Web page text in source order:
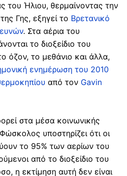
του Ήλιου, θερμαίνοντας την
Γης, εξηγεί το Βρετανικό
. Στα αέρια του
το διοξείδιο του
όζον, το μεθάνιο και άλλα,
ενημέρωση του 2010
από τον Gavin
στα μέσα κοινωνικής
υποστηρίζει ότι οι
το 95% των αερίων του
από το διοξείδιο του
η εκτίμηση αυτή δεν είναι